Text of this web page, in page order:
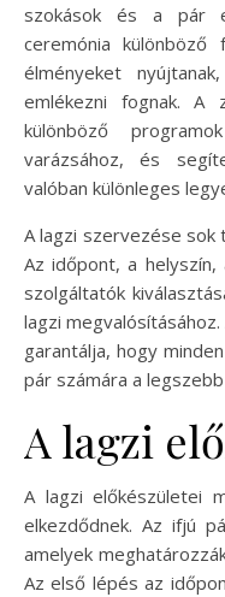
szokások és a pár
ceremónia
élményeket
emlékezni fognak.
különböző
varázsához, és
valóban különleges
A lagzi szervezése
Az időpont, a
szolgáltatók
lagzi
garantálja, hogy
pár számára a
A lagzi
A lagzi előkészületei
elkezdődnek. Az ifjú
amelyek
Az első lépés az